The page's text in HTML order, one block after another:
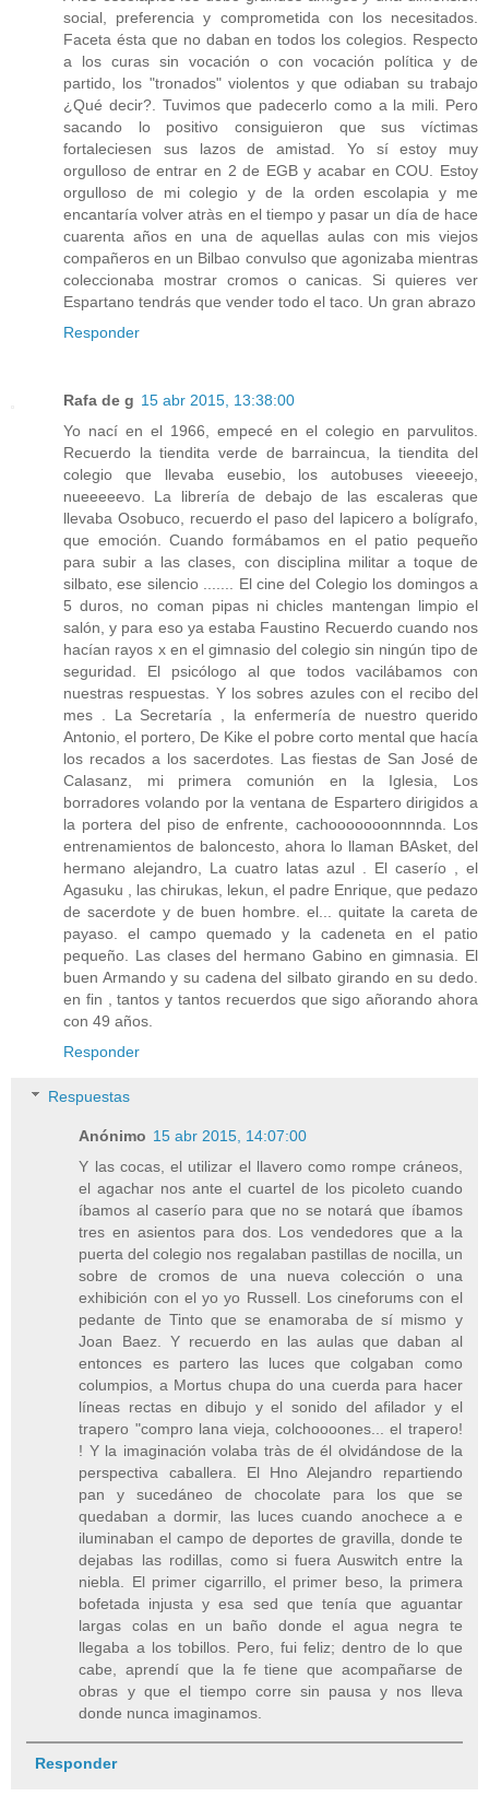
social, preferencia y comprometida con los necesitados.
Faceta ésta que no daban en todos los colegios. Respecto
a los curas sin vocación o con vocación política y de
partido, los "tronados" violentos y que odiaban su trabajo
¿Qué decir?. Tuvimos que padecerlo como a la mili. Pero
sacando lo positivo consiguieron que sus víctimas
fortaleciesen sus lazos de amistad. Yo sí estoy muy
orgulloso de entrar en 2 de EGB y acabar en COU. Estoy
orgulloso de mi colegio y de la orden escolapia y me
encantaría volver atràs en el tiempo y pasar un día de hace
cuarenta años en una de aquellas aulas con mis viejos
compañeros en un Bilbao convulso que agonizaba mientras
coleccionaba mostrar cromos o canicas. Si quieres ver
Espartano tendrás que vender todo el taco. Un gran abrazo
Responder
Rafa de g 15 abr 2015, 13:38:00
Yo nací en el 1966, empecé en el colegio en parvulitos.
Recuerdo la tiendita verde de barraincua, la tiendita del
colegio que llevaba eusebio, los autobuses vieeeejo,
nueeeeevo. La librería de debajo de las escaleras que
llevaba Osobuco, recuerdo el paso del lapicero a bolígrafo,
que emoción. Cuando formábamos en el patio pequeño
para subir a las clases, con disciplina militar a toque de
silbato, ese silencio ....... El cine del Colegio los domingos a
5 duros, no coman pipas ni chicles mantengan limpio el
salón, y para eso ya estaba Faustino Recuerdo cuando nos
hacían rayos x en el gimnasio del colegio sin ningún tipo de
seguridad. El psicólogo al que todos vacilábamos con
nuestras respuestas. Y los sobres azules con el recibo del
mes . La Secretaría , la enfermería de nuestro querido
Antonio, el portero, De Kike el pobre corto mental que hacía
los recados a los sacerdotes. Las fiestas de San José de
Calasanz, mi primera comunión en la Iglesia, Los
borradores volando por la ventana de Espartero dirigidos a
la portera del piso de enfrente, cachooooooonnnnda. Los
entrenamientos de baloncesto, ahora lo llaman BAsket, del
hermano alejandro, La cuatro latas azul . El caserío , el
Agasuku , las chirukas, lekun, el padre Enrique, que pedazo
de sacerdote y de buen hombre. el... quitate la careta de
payaso. el campo quemado y la cadeneta en el patio
pequeño. Las clases del hermano Gabino en gimnasia. El
buen Armando y su cadena del silbato girando en su dedo.
en fin , tantos y tantos recuerdos que sigo añorando ahora
con 49 años.
Responder
Respuestas
Anónimo 15 abr 2015, 14:07:00
Y las cocas, el utilizar el llavero como rompe cráneos,
el agachar nos ante el cuartel de los picoleto cuando
íbamos al caserío para que no se notará que íbamos
tres en asientos para dos. Los vendedores que a la
puerta del colegio nos regalaban pastillas de nocilla, un
sobre de cromos de una nueva colección o una
exhibición con el yo yo Russell. Los cineforums con el
pedante de Tinto que se enamoraba de sí mismo y
Joan Baez. Y recuerdo en las aulas que daban al
entonces es partero las luces que colgaban como
columpios, a Mortus chupa do una cuerda para hacer
líneas rectas en dibujo y el sonido del afilador y el
trapero "compro lana vieja, colchoooones... el trapero!
! Y la imaginación volaba tràs de él olvidándose de la
perspectiva caballera. El Hno Alejandro repartiendo
pan y sucedáneo de chocolate para los que se
quedaban a dormir, las luces cuando anochece a e
iluminaban el campo de deportes de gravilla, donde te
dejabas las rodillas, como si fuera Auswitch entre la
niebla. El primer cigarrillo, el primer beso, la primera
bofetada injusta y esa sed que tenía que aguantar
largas colas en un baño donde el agua negra te
llegaba a los tobillos. Pero, fui feliz; dentro de lo que
cabe, aprendí que la fe tiene que acompañarse de
obras y que el tiempo corre sin pausa y nos lleva
donde nunca imaginamos.
Responder